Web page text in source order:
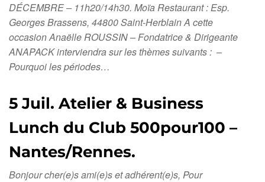
DÉCEMBRE – 11h20/14h30. Moïa Restaurant : Esp.
Georges Brassens, 44800 Saint-Herblain A cette
occasion Anaëlle ROUSSIN – Fondatrice & Dirigeante
ANAPACK interviendra sur les thèmes suivants : –
Pourquoi les périodes…
5 Juil. Atelier & Business
Lunch du Club 500pour100 –
Nantes/Rennes.
Bonjour cher(e)s ami(e)s et adhérent(e)s, Pour